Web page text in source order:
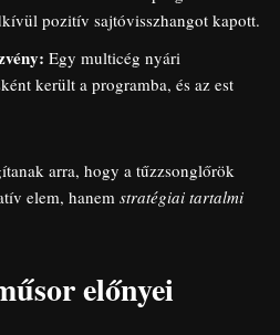
pozitív sajtóvisszhangot kapott.
Egy multicég nyári
került a programba, és az est
arra, hogy a tűzzsonglőrök
elem, hanem stratégiai tartalmi
előnyei